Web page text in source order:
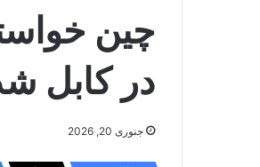
چین
در کابل
جنوری 20, 2026